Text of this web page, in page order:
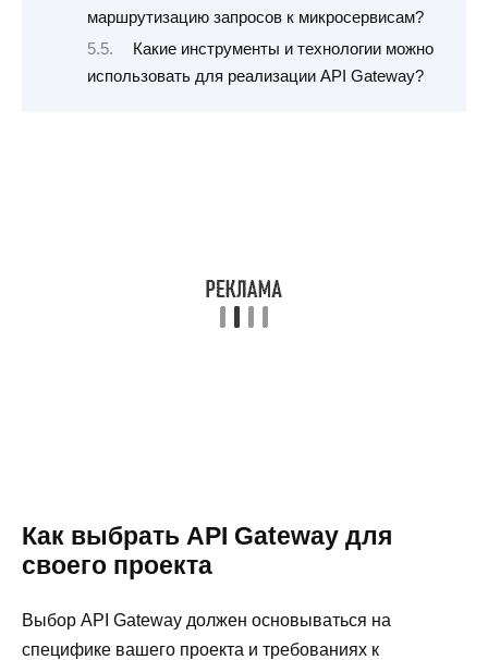
маршрутизацию запросов к микросервисам?
Какие инструменты и технологии можно
использовать для реализации API Gateway?
Как выбрать API Gateway для
своего проекта
Выбор API Gateway должен основываться на
специфике вашего проекта и требованиях к